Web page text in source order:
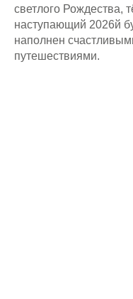
светлого Рождества,
наступающий 2026й
наполнен
путешествиями.